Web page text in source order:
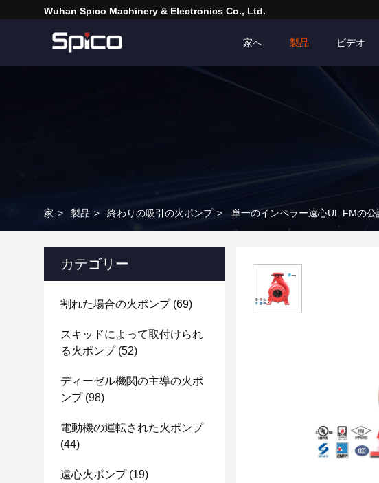
Wuhan Spico Machinery & Electronics Co., Ltd.
家へ 製品 ビデオ
家 > 製品 > 終わりの吸引の火ポンプ > 単一のインペラー遠心UL FMの
カテゴリー
割れた場合の火ポンプ(69)
スキッドによって取付けられ
る火ポンプ(52)
ディーゼル機関の主導の火ポ
ンプ(98)
電動機の運転された火ポンプ
(44)
遠心火ポンプ(19)